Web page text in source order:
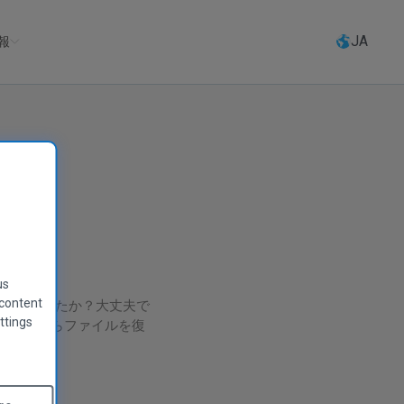
JA
いましたか？大丈夫で
などからファイルを復